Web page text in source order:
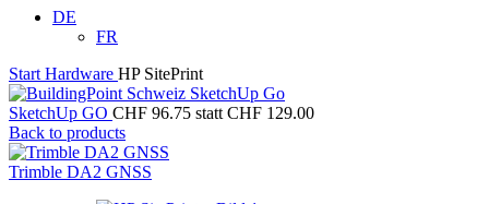
DE
FR
Start Hardware HP SitePrint
SketchUp GO CHF 96.75 statt CHF 129.00
Back to products
Trimble DA2 GNSS